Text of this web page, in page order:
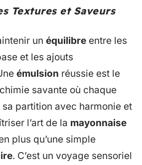
Textures et Saveurs
un équilibre entre les
et les ajouts
émulsion réussie est le
savante où chaque
partition avec harmonie et
l’art de la mayonnaise
plus qu’une simple
. C’est un voyage sensoriel